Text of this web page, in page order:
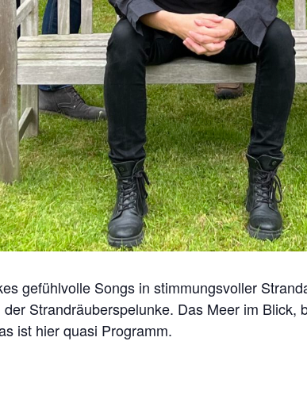
gefühlvolle Songs in stimmungsvoller
Strandräuberspelunke. Das Meer im
ist hier quasi Programm.